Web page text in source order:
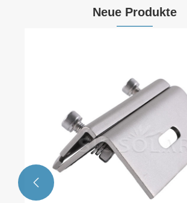
Neue Produkte
